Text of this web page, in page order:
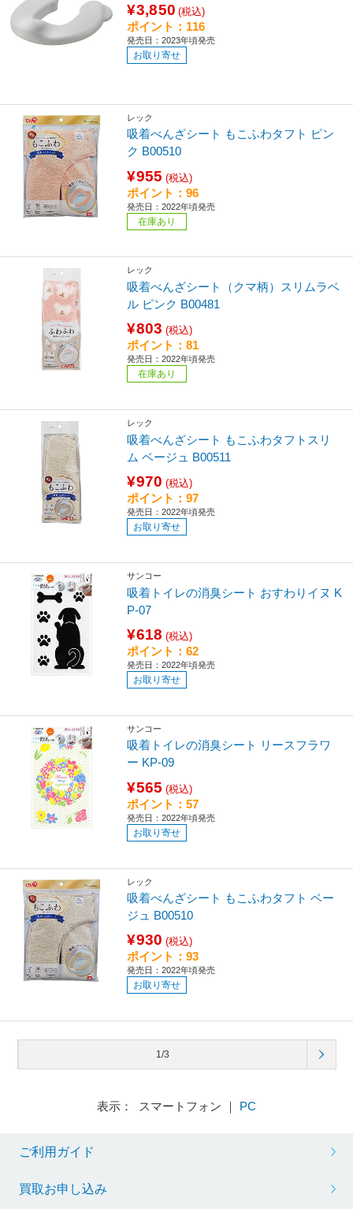
¥3,850 (税込)
ポイント：116
発売日：2023年頃発売
お取り寄せ
レック
吸着べんざシート もこふわタフト ピン
ク B00510
¥955 (税込)
ポイント：96
発売日：2022年頃発売
在庫あり
レック
吸着べんざシート（クマ柄）スリムラベ
ル ピンク B00481
¥803 (税込)
ポイント：81
発売日：2022年頃発売
在庫あり
レック
吸着べんざシート もこふわタフトスリ
ム ベージュ B00511
¥970 (税込)
ポイント：97
発売日：2022年頃発売
お取り寄せ
サンコー
吸着トイレの消臭シート おすわりイヌ K
P-07
¥618 (税込)
ポイント：62
発売日：2022年頃発売
お取り寄せ
サンコー
吸着トイレの消臭シート リースフラワ
ー KP-09
¥565 (税込)
ポイント：57
発売日：2022年頃発売
お取り寄せ
レック
吸着べんざシート もこふわタフト ベー
ジュ B00510
¥930 (税込)
ポイント：93
発売日：2022年頃発売
お取り寄せ
1/3
表示： スマートフォン ｜ PC
ご利用ガイド
買取お申し込み